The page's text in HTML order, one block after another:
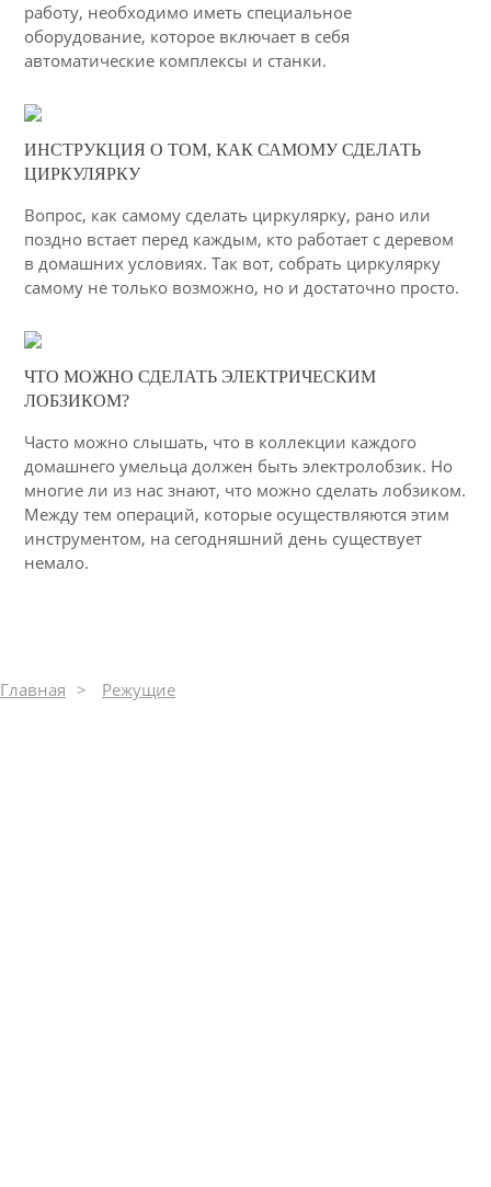
работу, необходимо иметь специальное
оборудование, которое включает в себя
автоматические комплексы и станки.
51
ИНСТРУКЦИЯ О ТОМ, КАК САМОМУ СДЕЛАТЬ
ЦИРКУЛЯРКУ
Вопрос, как самому сделать циркулярку, рано или
поздно встает перед каждым, кто работает с деревом
в домашних условиях. Так вот, собрать циркулярку
самому не только возможно, но и достаточно просто.
42
ЧТО МОЖНО СДЕЛАТЬ ЭЛЕКТРИЧЕСКИМ
ЛОБЗИКОМ?
Часто можно слышать, что в коллекции каждого
домашнего умельца должен быть электролобзик. Но
многие ли из нас знают, что можно сделать лобзиком.
Между тем операций, которые осуществляются этим
инструментом, на сегодняшний день существует
немало.
Главная Режущие